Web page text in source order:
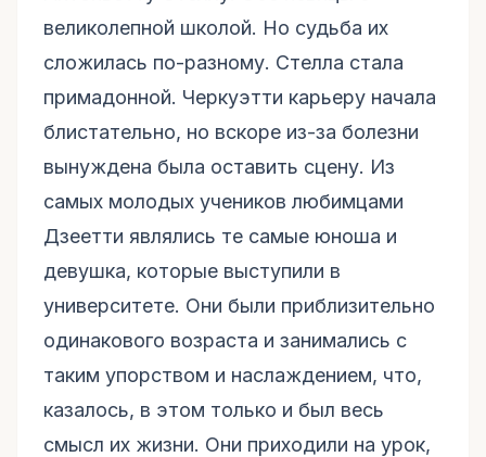
великолепной школой. Но судьба их
сложилась по-разному. Стелла стала
примадонной. Черкуэтти карьеру начала
блистательно, но вскоре из-за болезни
вынуждена была оставить сцену. Из
самых молодых учеников любимцами
Дзеетти являлись те самые юноша и
девушка, которые выступили в
университете. Они были приблизительно
одинакового возраста и занимались с
таким упорством и наслаждением, что,
казалось, в этом только и был весь
смысл их жизни. Они приходили на урок,